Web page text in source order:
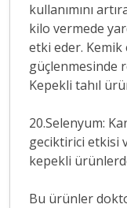
kullanımını
kilo vermede
etki eder. Kemik
güçlenmesinde
Kepekli tahıl
20.Selenyum:
geciktirici etkisi
kepekli
Bu ürünler